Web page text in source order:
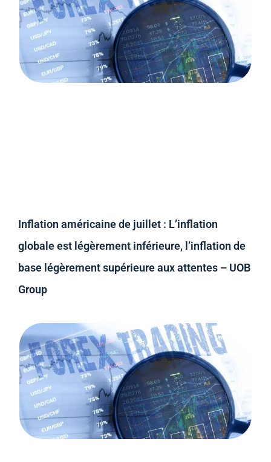
Inflation américaine de juillet : L’inflation
globale est légèrement inférieure, l’inflation de
base légèrement supérieure aux attentes – UOB
Group